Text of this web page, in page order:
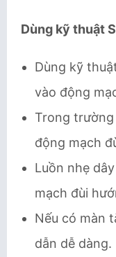
Dùng kỹ thuật
Dùng kỹ
vào động
Trong
động mạch
Luồn nhẹ
mạch đùi
Nếu có màn
dẫn dễ dàng.